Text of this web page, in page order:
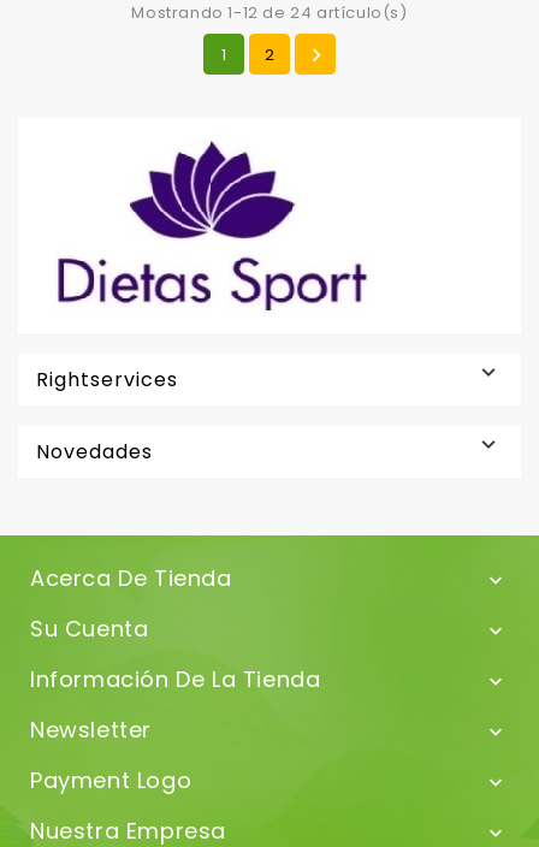
Mostrando 1-12 de 24 artículo(s)
1
2 
Rightservices 
Novedades 
Acerca De Tienda 
Su Cuenta 
Información De La Tienda 
Newsletter 
Payment Logo 
Nuestra Empresa 